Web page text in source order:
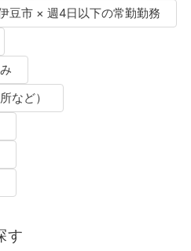
豆市 × 週4日以下の常勤勤務
など）
す